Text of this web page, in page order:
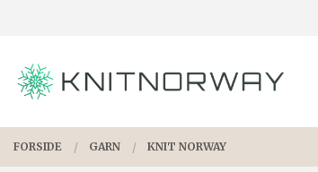
PRODUKTER
FORSIDE GARN KNIT NORWAY